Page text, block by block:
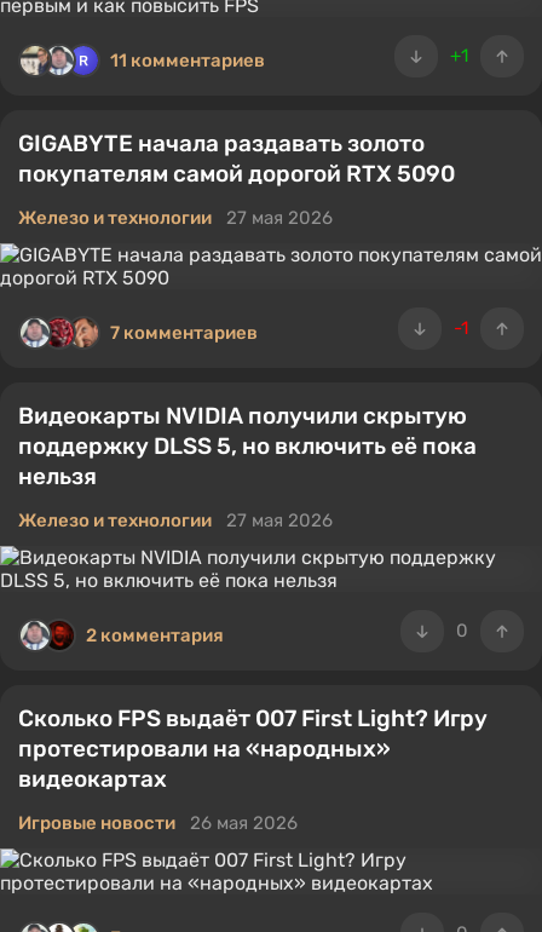
+1
11 комментариев
GIGABYTE начала раздавать золото
покупателям самой дорогой RTX 5090
Железо и технологии 27 мая 2026
-1
7 комментариев
Видеокарты NVIDIA получили скрытую
поддержку DLSS 5, но включить её пока
нельзя
Железо и технологии 27 мая 2026
0
2 комментария
Сколько FPS выдаёт 007 First Light? Игру
протестировали на «народных»
видеокартах
Игровые новости 26 мая 2026